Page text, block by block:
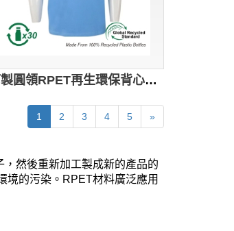
[訂製圓領RPET再生環保背心T恤]｜環保禮品公司｜企業商務高端工作服｜團體工作制服背心T恤｜GRS認證環保回收紗｜可持續發展｜VT263
1 2 3 4 5 »
然後重新加工製成新的產品的
境的污染。RPET材料廣泛應用